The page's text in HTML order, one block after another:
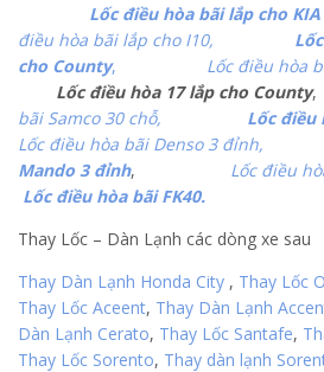
Lốc điều hòa bãi lắp cho
điều hòa bãi lắp cho I10,
cho County,
Lốc điều hòa
Lốc điều hòa 17 lắp cho County
bãi Samco 30 chỗ,
Lốc điều
Lốc điều hòa bãi Denso 3 đỉnh,
Mando 3 đỉnh, Lốc điều
Lốc điều hòa bãi FK40.
Thay Lốc – Dàn Lạnh các dòng xe sau
Thay Dàn Lạnh Honda City , Thay Lốc
Thay Lốc Aceent, Thay Dàn Lạnh
Dàn Lạnh Cerato, Thay Lốc Santafe,
Thay Lốc Sorento, Thay dàn lạnh